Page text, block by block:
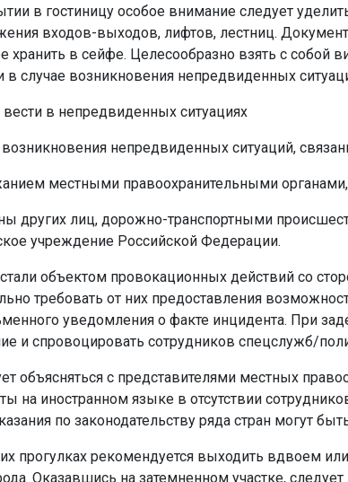
в гостиницу особое внимание следует
входов-выходов, лифтов, лестниц.
хранить в сейфе. Целесообразно взять с собой
в случае возникновения непредвиденных
вести в непредвиденных ситуациях
возникновения непредвиденных ситуаций,
местными правоохранительными
других лиц, дорожно-транспортными
учреждение Российской Федерации.
объектом провокационных действий со
требовать от них предоставления
уведомления о факте инцидента. При
и спровоцировать сотрудников спецслужб/
объясняться с представителями местных
на иностранном языке в отсутствии
по законодательству ряда стран могут
прогулках рекомендуется выходить вдвоем
Оказавшись на затемненном участке,